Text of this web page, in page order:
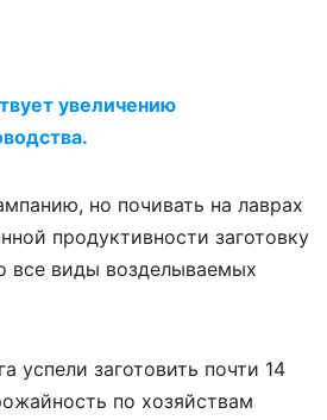
увеличению
но почивать на лаврах
продуктивности заготовку
все виды возделываемых
успели заготовить почти 14
по хозяйствам